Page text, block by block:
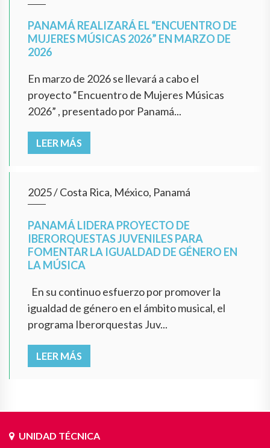
PANAMÁ REALIZARÁ EL “ENCUENTRO DE
MUJERES MÚSICAS 2026” EN MARZO DE
2026
En marzo de 2026 se llevará a cabo el
proyecto “Encuentro de Mujeres Músicas
2026” , presentado por Panamá...
LEER MÁS
2025/Costa Rica, México, Panamá
PANAMÁ LIDERA PROYECTO DE
IBERORQUESTAS JUVENILES PARA
FOMENTAR LA IGUALDAD DE GÉNERO EN
LA MÚSICA
En su continuo esfuerzo por promover la
igualdad de género en el ámbito musical, el
programa Iberorquestas Juv...
LEER MÁS
UNIDAD TÉCNICA